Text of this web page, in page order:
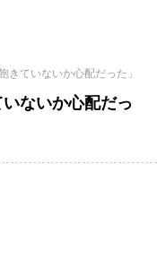
きていないか心配だった」
ないか心配だっ